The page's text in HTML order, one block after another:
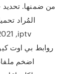
المُراد